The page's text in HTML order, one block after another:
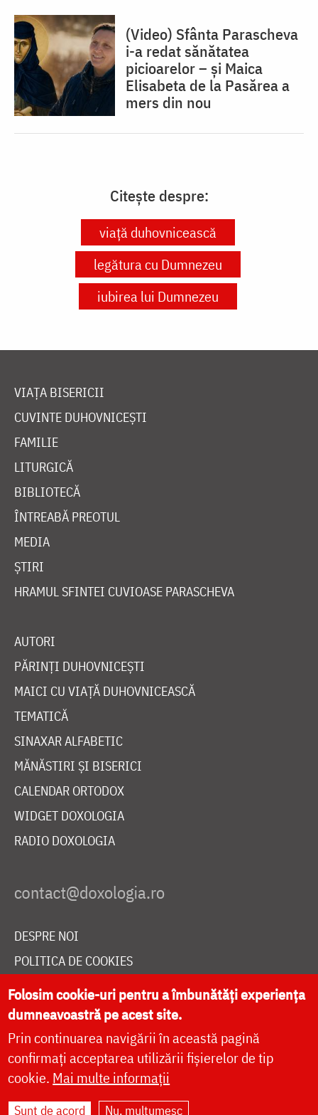
(Video) Sfânta Parascheva
i-a redat sănătatea
picioarelor – și Maica
Elisabeta de la Pasărea a
mers din nou
Citește despre:
viață duhovnicească
legătura cu Dumnezeu
iubirea lui Dumnezeu
VIAȚA BISERICII
CUVINTE DUHOVNICEȘTI
FAMILIE
LITURGICĂ
BIBLIOTECĂ
ÎNTREABĂ PREOTUL
MEDIA
ȘTIRI
HRAMUL SFINTEI CUVIOASE PARASCHEVA
AUTORI
PĂRINȚI DUHOVNICEȘTI
MAICI CU VIAȚĂ DUHOVNICEASCĂ
TEMATICĂ
SINAXAR ALFABETIC
MĂNĂSTIRI ȘI BISERICI
CALENDAR ORTODOX
WIDGET DOXOLOGIA
RADIO DOXOLOGIA
DESPRE NOI
POLITICA DE COOKIES
DONEAZĂ ONLINE PENTRU CATEDRALA NAȚIONALĂ
LIVE
Site dezvoltat deDOXOLOGIA MEDIA
Folosim cookie-uri pentru a îmbunătăți experiența
dumneavoastră pe acest site.
Prin continuarea navigării în această pagină
confirmați acceptarea utilizării fișierelor de tip
cookie. Mai multe informații
Sunt de acord Nu, mulțumesc